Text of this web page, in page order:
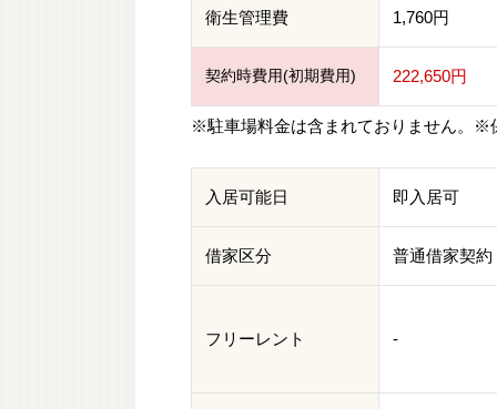
衛生管理費 1,760円
契約時費用(初期費用) 222,650円
※駐車場料金は含まれておりません。※
入居可能日 即入居可
借家区分 普通借家契約
フリーレント -